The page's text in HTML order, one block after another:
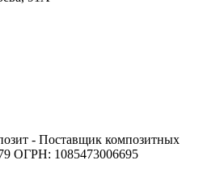
- Поставщик композитных
ОГРН: 1085473006695